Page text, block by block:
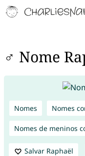
♂ Nome
Nomes Nomes
Nomes de meninos
Salvar Raphaël